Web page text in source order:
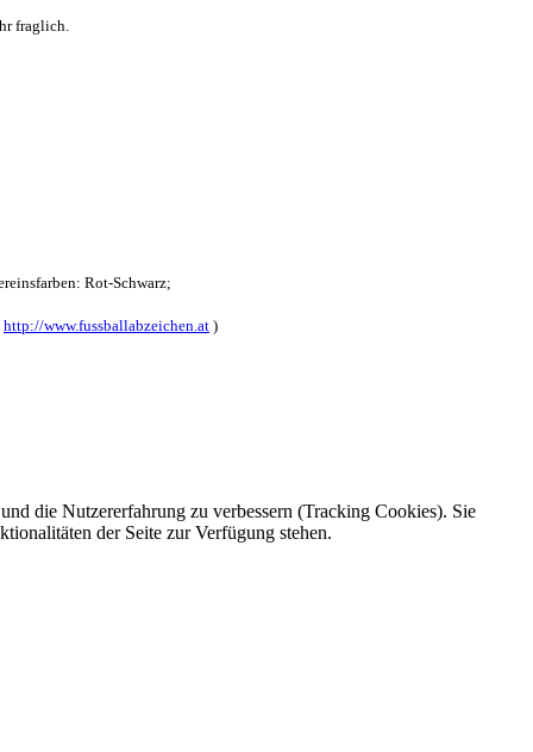
die Nutzererfahrung zu verbessern (Tracking Cookies). Sie
der Seite zur Verfügung stehen.
fraglich.
Rot-Schwarz;
http://www.fussballabzeichen.at )